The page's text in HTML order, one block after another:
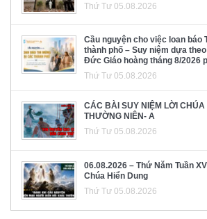
Thứ Tư 05.08.2026
Cầu nguyện cho việc loan báo
thành phố – Suy niệm dựa
Đức Giáo hoàng tháng 8/2026
Thứ Tư 05.08.2026
CÁC BÀI SUY NIỆM LỜI
THƯỜNG NIÊN- A
Thứ Tư 05.08.2026
06.08.2026 – Thứ Năm Tuần
Chúa Hiển Dung
Thứ Tư 05.08.2026